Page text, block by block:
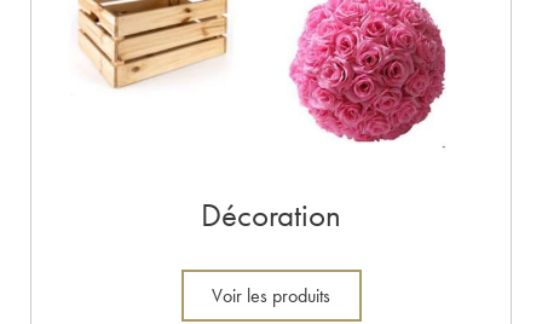
Décoration
Voir les produits